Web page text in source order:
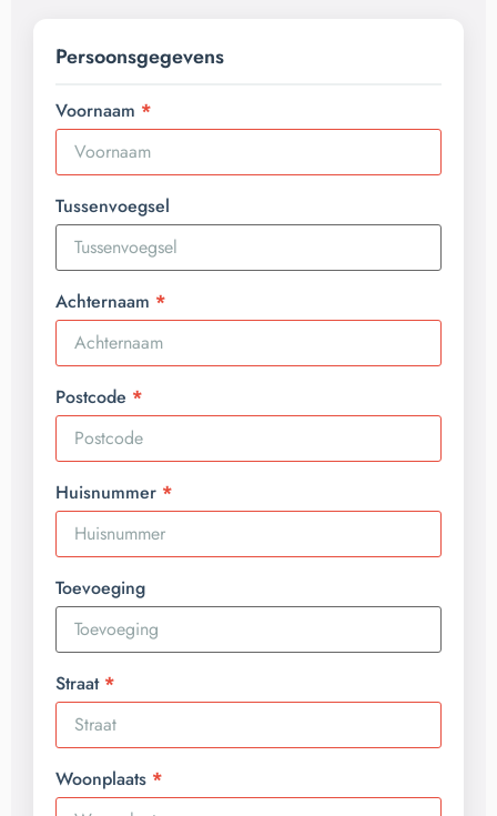
Persoonsgegevens
Voornaam
Tussenvoegsel
Achternaam
Postcode
Huisnummer
Toevoeging
Straat
Woonplaats